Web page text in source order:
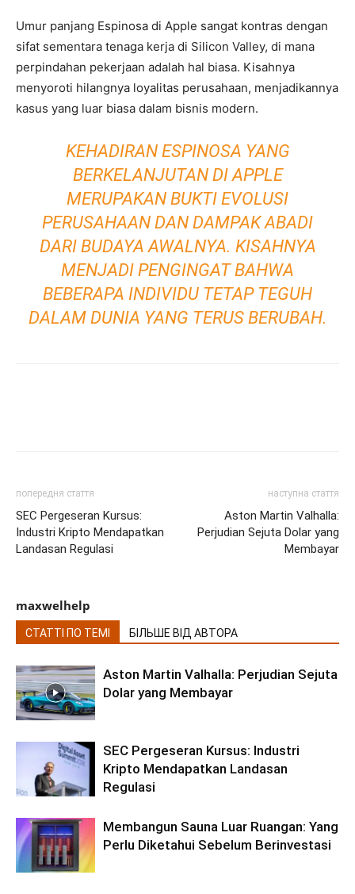
Umur panjang Espinosa di Apple sangat kontras dengan
sifat sementara tenaga kerja di Silicon Valley, di mana
perpindahan pekerjaan adalah hal biasa. Kisahnya
menyoroti hilangnya loyalitas perusahaan, menjadikannya
kasus yang luar biasa dalam bisnis modern.
KEHADIRAN ESPINOSA YANG
BERKELANJUTAN DI APPLE
MERUPAKAN BUKTI EVOLUSI
PERUSAHAAN DAN DAMPAK ABADI
DARI BUDAYA AWALNYA. KISAHNYA
MENJADI PENGINGAT BAHWA
BEBERAPA INDIVIDU TETAP TEGUH
DALAM DUNIA YANG TERUS BERUBAH.
попередня стаття
SEC Pergeseran Kursus:
Industri Kripto Mendapatkan
Landasan Regulasi
наступна стаття
Aston Martin Valhalla:
Perjudian Sejuta Dolar yang
Membayar
maxwelhelp
СТАТТІ ПО ТЕМІ БІЛЬШЕ ВІД АВТОРА
Aston Martin Valhalla: Perjudian Sejuta
Dolar yang Membayar
SEC Pergeseran Kursus: Industri
Kripto Mendapatkan Landasan
Regulasi
Membangun Sauna Luar Ruangan: Yang
Perlu Diketahui Sebelum Berinvestasi